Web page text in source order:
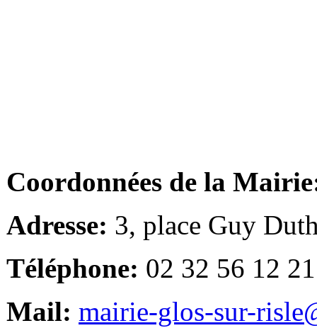
Coordonnées de la
Adresse: 3, place Guy
Téléphone: 02 32 56 12 21
Mail: mairie-glos-sur-